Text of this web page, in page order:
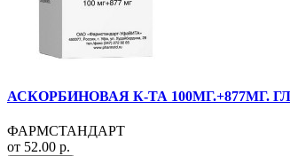
АСКОРБИНОВАЯ К-ТА 100МГ.+877МГ.
ФАРМСТАНДАРТ
от 52.00 р.